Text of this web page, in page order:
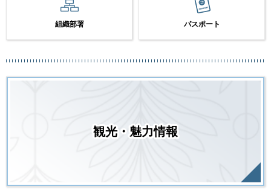
組織部署 パスポート
観光・魅力情報